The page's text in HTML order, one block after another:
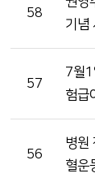
58
기념
57
7월1
험급
56
병원
혈운